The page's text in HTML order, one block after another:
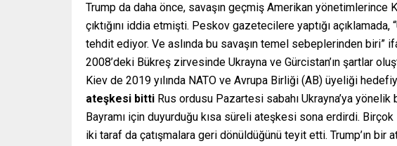
Trump da daha önce, savaşın geçmiş Amerikan yönetimlerince
çıktığını iddia etmişti. Peskov gazetecilere yaptığı açıklamada,
tehdit ediyor. Ve aslında bu savaşın temel sebeplerinden biri”
2008’deki Bükreş zirvesinde Ukrayna ve Gürcistan’ın şartlar
Kiev de 2019 yılında NATO ve Avrupa Birliği (AB) üyeliği
ateşkesi bitti Rus ordusu Pazartesi sabahı Ukrayna’ya yönelik
Bayramı için duyurduğu kısa süreli ateşkesi sona erdirdi.
iki taraf da çatışmalara geri dönüldüğünü teyit etti. Trump’ın